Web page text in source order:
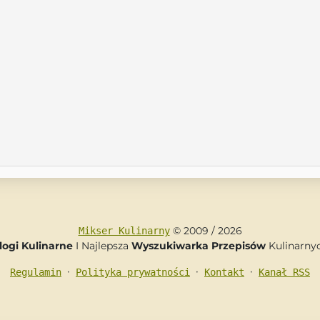
Mikser Kulinarny© 2009 / 2026
Kulinarne I Najlepsza Wyszukiwarka Przepisów
Regulamin • Polityka prywatności • Kontakt • Kanał RSS